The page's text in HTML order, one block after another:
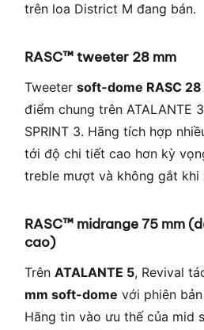
trên loa District M đang bán.
RASC™ tweeter 28 mm
Tweeter soft-dome RASC 28
điểm chung trên ATALANTE
SPRINT 3. Hãng tích hợp
tới độ chi tiết cao hơn kỳ
treble mượt và không gắt khi
RASC™ midrange 75 mm
cao)
Trên ATALANTE 5, Revival
mm soft-dome với phiên bản
Hãng tin vào ưu thế của mid